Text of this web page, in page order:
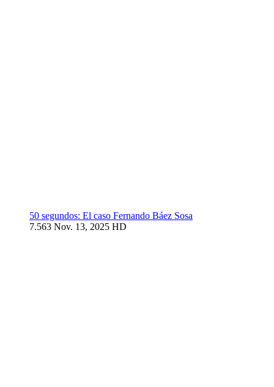
50 segundos: El caso Fernando Báez Sosa
7.563 Nov. 13, 2025 HD